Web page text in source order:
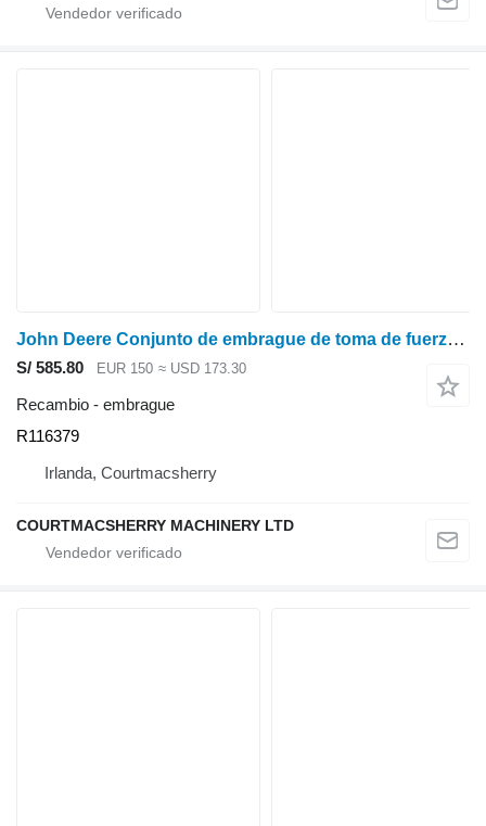
John Deere Conjunto de embrague de toma de fuerza R11 para los modelos 7800, 6800, 7600, 6900, 7500, 7200 y 7400. R116379 para 7600, 7700, 7800, 7200, 7400, 6800, 6900, 7500 tractor de ruedas
S/ 585.80 EUR 150 ≈ USD 173.30
Recambio - embrague
R116379
Irlanda, Courtmacsherry
COURTMACSHERRY MACHINERY LTD